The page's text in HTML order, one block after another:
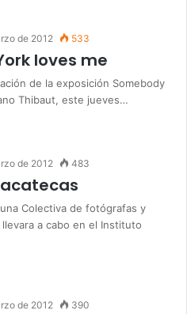
de 2012 533
loves me
de la exposición Somebody
Thibaut, este jueves…
de 2012 483
Colectiva de fotógrafas y
a cabo en el Instituto
de 2012 390